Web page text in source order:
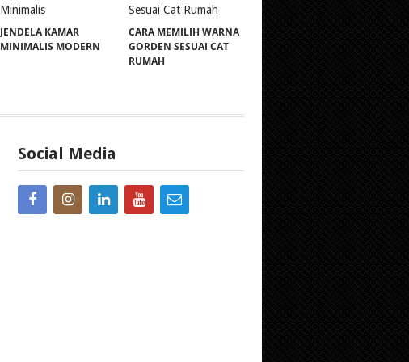
JENDELA KAMAR
MINIMALIS MODERN
CARA MEMILIH WARNA
GORDEN SESUAI CAT
RUMAH
Social Media